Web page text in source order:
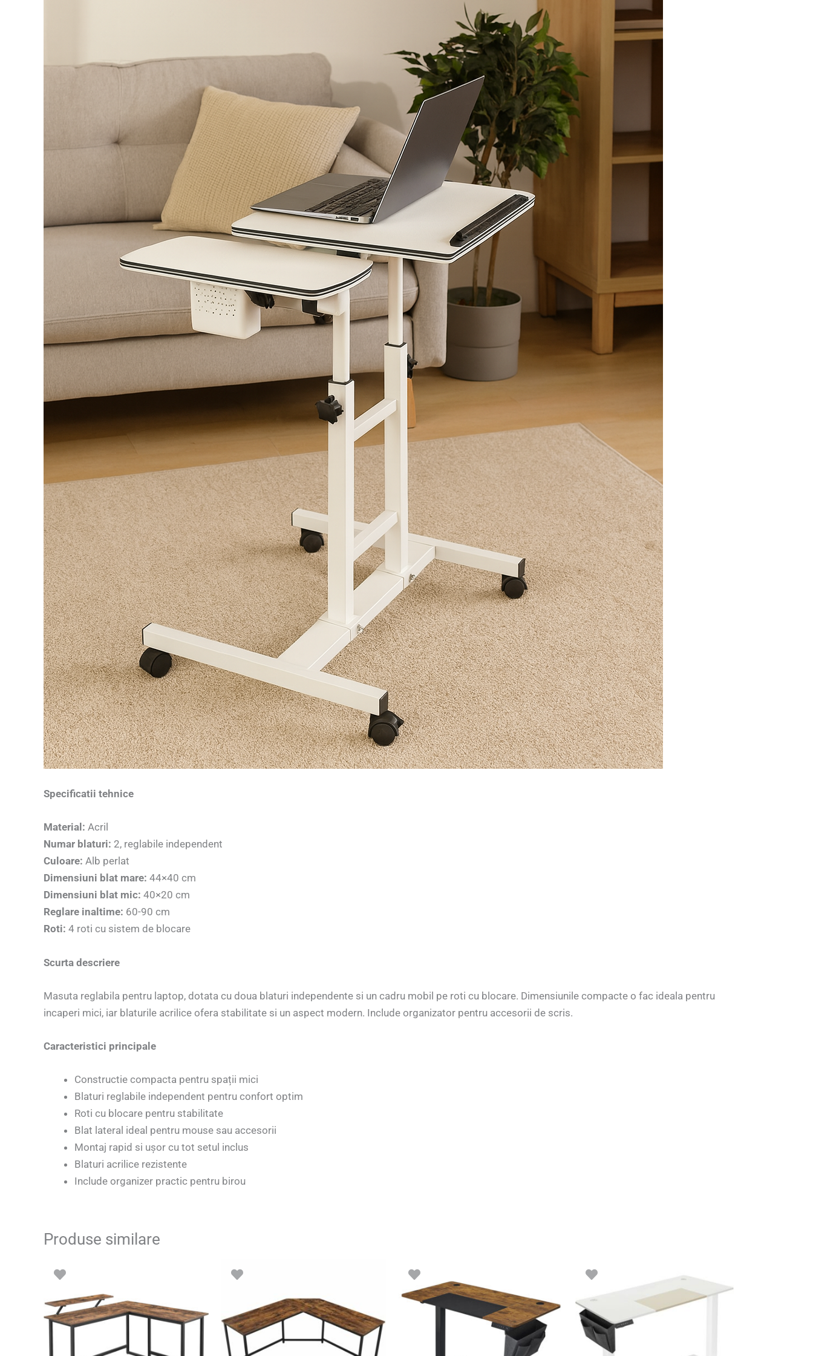
Specificatii tehnice
Material: Acril
Numar blaturi: 2, reglabile independent
Culoare: Alb perlat
Dimensiuni blat mare: 44×40 cm
Dimensiuni blat mic: 40×20 cm
Reglare inaltime: 60-90 cm
Roti: 4 roti cu sistem de blocare
Scurta descriere
Masuta reglabila pentru laptop, dotata cu doua blaturi independente si un cadru mobil pe roti cu blocare. Dimensiunile compacte o fac ideala pentru
incaperi mici, iar blaturile acrilice ofera stabilitate si un aspect modern. Include organizator pentru accesorii de scris.
Caracteristici principale
Constructie compacta pentru spații mici
Blaturi reglabile independent pentru confort optim
Roti cu blocare pentru stabilitate
Blat lateral ideal pentru mouse sau accesorii
Montaj rapid si ușor cu tot setul inclus
Blaturi acrilice rezistente
Include organizer practic pentru birou
Produse similare